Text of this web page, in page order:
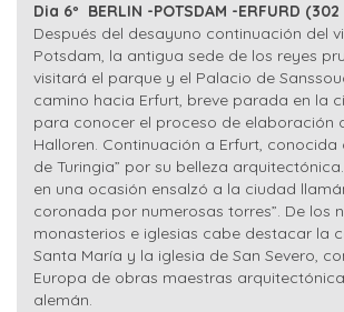
Dia 6º BERLIN -POTSDAM -ERFURD (302
Después del desayuno continuación del
Potsdam, la antigua sede de los reyes
visitará el parque y el Palacio de
camino hacia Erfurt, breve parada en la
para conocer el proceso de elaboración
Halloren. Continuación a Erfurt, conocida
de Turingia” por su belleza
en una ocasión ensalzó a la ciudad
coronada por numerosas torres”. De los
monasterios e iglesias cabe destacar la
Santa María y la iglesia de San Severo,
Europa de obras maestras
alemán.